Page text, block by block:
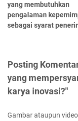
yang membutuhkan
pengalaman
sebagai syarat
Posting
yang
karya inovasi?"
Gambar ataupun